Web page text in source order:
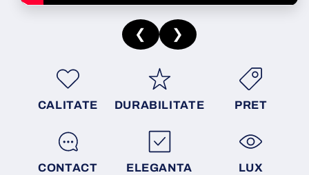
❮ ❯
CALITATE DURABILITATE PRET
CONTACT ELEGANTA LUX